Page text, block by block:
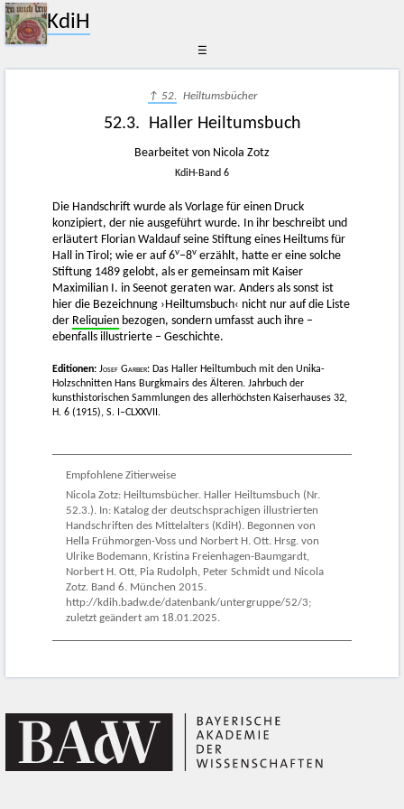
KdiH
☰
↑ 52. Heiltumsbücher
52.3. Haller Heiltumsbuch
Bearbeitet von Nicola Zotz
KdiH-Band 6
Die Handschrift wurde als Vorlage für einen Druck
konzipiert, der nie ausgeführt wurde. In ihr beschreibt und
erläutert Florian Waldauf seine Stiftung eines Heiltums für
Hall in Tirol; wie er auf 6v–8v erzählt, hatte er eine solche
Stiftung 1489 gelobt, als er gemeinsam mit Kaiser
Maximilian I. in Seenot geraten war. Anders als sonst ist
hier die Bezeichnung ›Heiltumsbuch‹ nicht nur auf die Liste
der Reliquien bezogen, sondern umfasst auch ihre –
ebenfalls illustrierte – Geschichte.
Editionen: Josef Garber: Das Haller Heiltumbuch mit den Unika-
Holzschnitten Hans Burgkmairs des Älteren. Jahrbuch der
kunsthistorischen Sammlungen des allerhöchsten Kaiserhauses 32,
H. 6 (1915), S. I–CLXXVII.
Empfohlene Zitierweise
Nicola Zotz: Heiltumsbücher. Haller Heiltumsbuch (Nr.
52.3.). In: Katalog der deutschsprachigen illustrierten
Handschriften des Mittelalters (KdiH). Begonnen von
Hella Frühmorgen-Voss und Norbert H. Ott. Hrsg. von
Ulrike Bodemann, Kristina Freienhagen-Baumgardt,
Norbert H. Ott, Pia Rudolph, Peter Schmidt und Nicola
Zotz. Band 6. München 2015.
http://kdih.badw.de/datenbank/untergruppe/52/3;
zuletzt geändert am 18.01.2025.